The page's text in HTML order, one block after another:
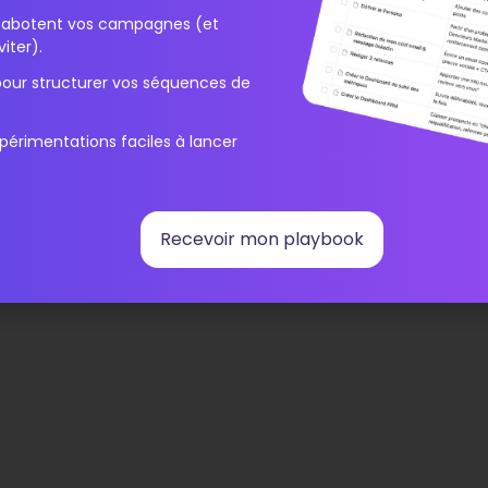
vos campagnes (et
structurer vos séquences de
faciles à lancer
Recevoir mon playbook